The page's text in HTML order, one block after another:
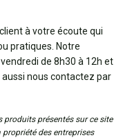
à votre écoute qui
pratiques. Notre
de 8h30 à 12h et
aussi nous contactez par
produits présentés sur ce site
des entreprises